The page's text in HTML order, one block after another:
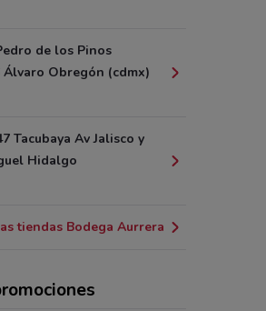
de los Pinos
Álvaro Obregón (cdmx)
Tacubaya Av Jalisco y
Hidalgo
tiendas Bodega Aurrera